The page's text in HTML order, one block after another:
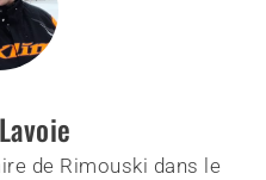
de Rimouski dans le